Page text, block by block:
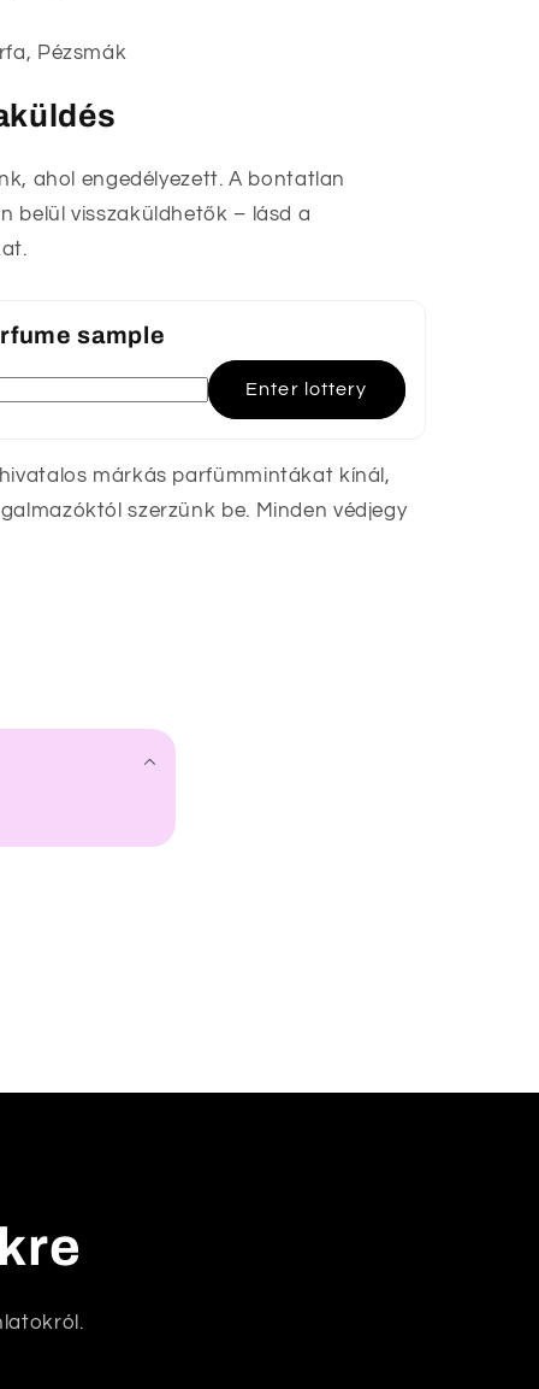
Pézsmák
ahol engedélyezett. A bontatlan
belül visszaküldhetők – lásd a
sample
Enter lottery
márkás parfümmintákat kínál,
szerzünk be. Minden védjegy